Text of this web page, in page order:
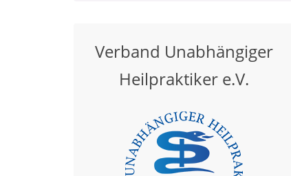
Verband Unabhängiger
Heilpraktiker e.V.